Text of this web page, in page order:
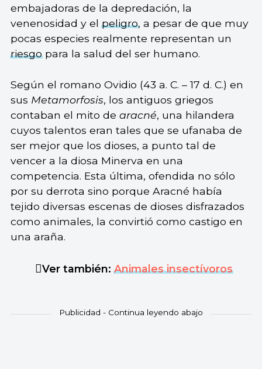
embajadoras de la depredación, la
venenosidad y elpeligro, a pesar de que muy
pocas especies realmente representan un
riesgopara la salud del ser humano.
Según el romano Ovidio (43 a. C. – 17 d. C.) en
sus Metamorfosis, los antiguos griegos
contaban el mito de aracné, una hilandera
cuyos talentos eran tales que se ufanaba de
ser mejor que los dioses, a punto tal de
vencer a la diosa Minerva en una
competencia. Esta última, ofendida no sólo
por su derrota sino porque Aracné había
tejido diversas escenas de dioses disfrazados
como animales, la convirtió como castigo en
una araña.
Ver también:Animales insectívoros